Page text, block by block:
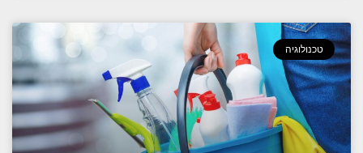
טכנולוגיה